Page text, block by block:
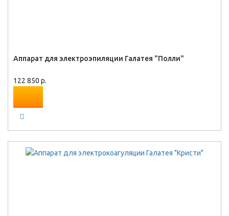
Аппарат для электроэпиляции Галатея "Полли"
122 850 р.